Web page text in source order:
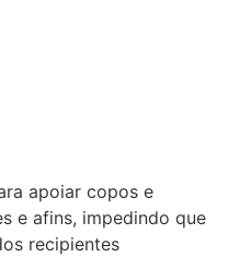
apoiar copos e
e afins, impedindo que
recipientes